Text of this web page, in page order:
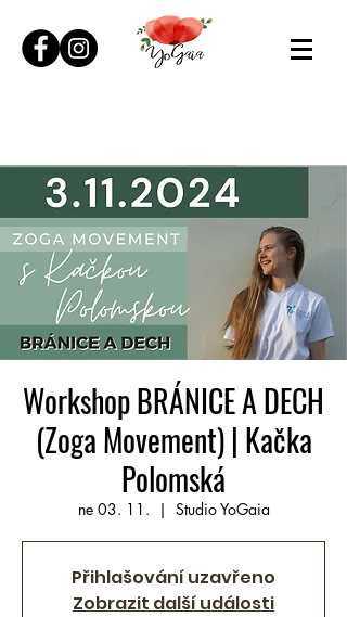
Workshop BRÁNICE A DECH
(Zoga Movement) | Kačka
Polomská
ne 03. 11.
  |
Studio YoGaia
Přihlašování uzavřeno
Zobrazit další události